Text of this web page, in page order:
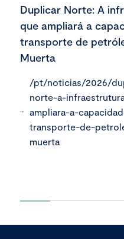
Duplicar Norte: A
que ampliará a
transporte de
Muerta
/pt/noticias/2026/
norte-a-
ampliara-a-
transporte-de-
muerta